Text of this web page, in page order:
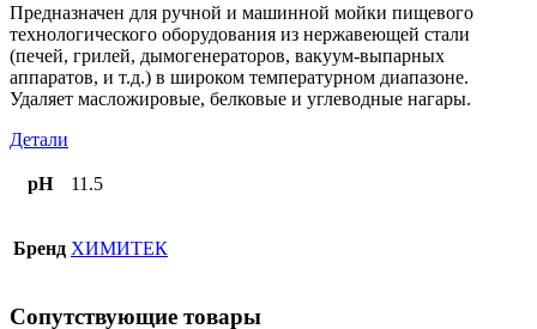
Предназначен для ручной и машинной мойки пищевого
технологического оборудования из нержавеющей стали
(печей, грилей, дымогенераторов, вакуум-выпарных
аппаратов, и т.д.) в широком температурном диапазоне.
Удаляет масложировые, белковые и углеводные нагары.
Детали
pH 11.5
Бренд ХИМИТЕК
Сопутствующие товары